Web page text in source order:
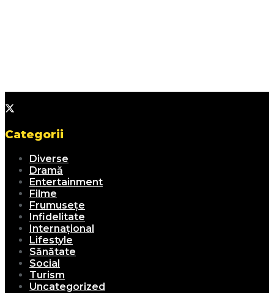
Categorii
Diverse
Dramă
Entertainment
Filme
Frumusețe
Infidelitate
Internațional
Lifestyle
Sănătate
Social
Turism
Uncategorized